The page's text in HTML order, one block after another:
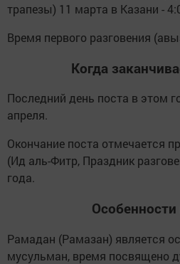
трапезы) 11 марта в Казани -
Время первого разговения
Когда
Последний день поста в этом
апреля.
Окончание поста отмечается
(Ид аль-Фитр, Праздник
года.
Рамадан (Рамазан) является
мусульман, время посвящено